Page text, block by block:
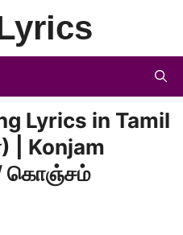
Lyrics in Tamil
Konjam
கொஞ்சம்